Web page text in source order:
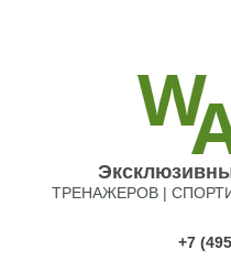
ТРЕНАЖЕРОВ |
+7